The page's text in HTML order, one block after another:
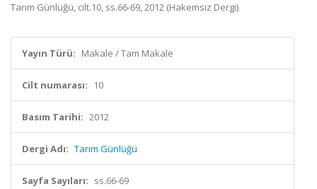
Tarım Günlüğü, cilt.10, ss.66-69, 2012 (Hakemsiz Dergi)
Yayın Türü: Makale / Tam Makale
Cilt numarası: 10
Basım Tarihi: 2012
Dergi Adı: Tarım Günlüğü
Sayfa Sayıları: ss.66-69